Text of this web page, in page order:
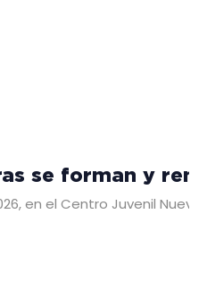
se forman y
en el Centro Juvenil